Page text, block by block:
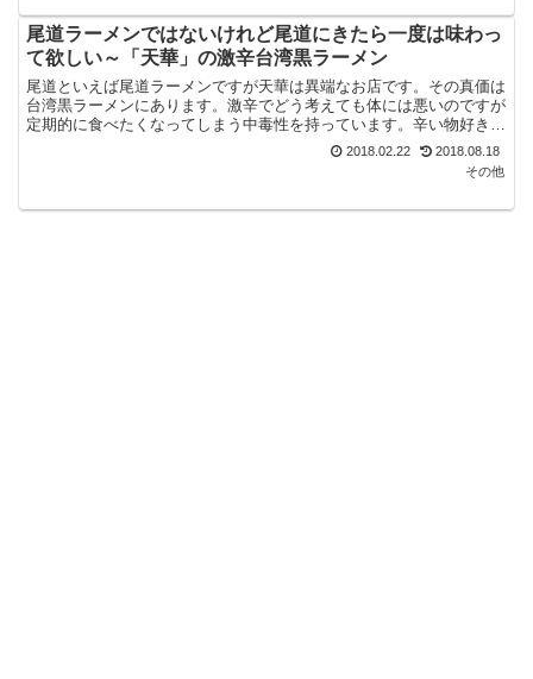
尾道ラーメンではないけれど尾道にきたら一度は味わっ
て欲しい～「天華」の激辛台湾黒ラーメン
尾道といえば尾道ラーメンですが天華は異端なお店です。その真価は
台湾黒ラーメンにあります。激辛でどう考えても体には悪いのですが
定期的に食べたくなってしまう中毒性を持っています。辛い物好きの
2018.02.22
2018.08.18
その他